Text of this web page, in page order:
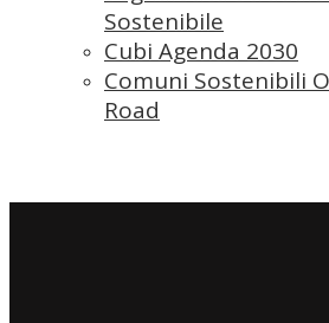
Sostenibile
Cubi Agenda 2030
Comuni Sostenibili
Road